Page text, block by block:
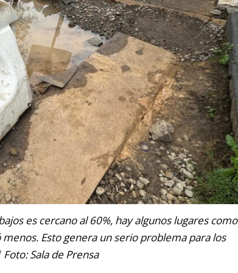
es cercano al 60%, hay algunos lugares como
Esto genera un serio problema para los
Sala de Prensa